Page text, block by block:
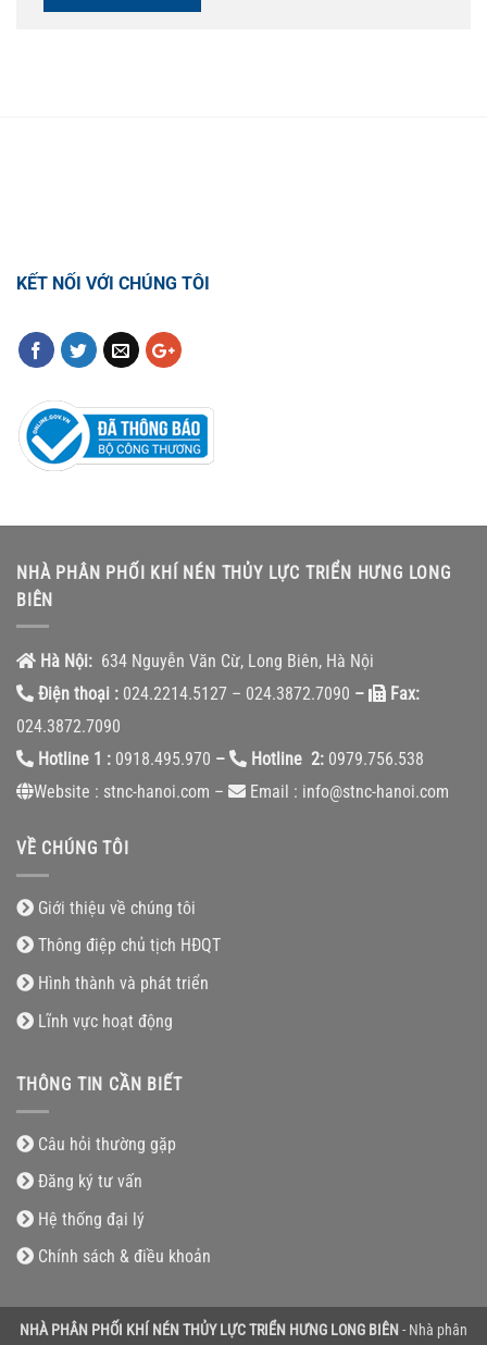
KẾT NỐI VỚI CHÚNG TÔI
NHÀ PHÂN PHỐI KHÍ NÉN THỦY LỰC TRIỂN HƯNG LONG
BIÊN
Hà Nội: 634 Nguyễn Văn Cừ, Long Biên, Hà Nội
Điện thoại : 024.2214.5127 – 024.3872.7090 –
Fax:
024.3872.7090
Hotline 1 : 0918.495.970 – Hotline 2: 0979.756.538
Website : stnc-hanoi.com –
Email : info@stnc-hanoi.com
VỀ CHÚNG TÔI
Giới thiệu về chúng tôi
Thông điệp chủ tịch HĐQT
Hình thành và phát triển
Lĩnh vực hoạt động
THÔNG TIN CẦN BIẾT
Câu hỏi thường gặp
Đăng ký tư vấn
Hệ thống đại lý
Chính sách & điều khoản
NHÀ PHÂN PHỐI KHÍ NÉN THỦY LỰC TRIỂN HƯNG LONG BIÊN - Nhà phân